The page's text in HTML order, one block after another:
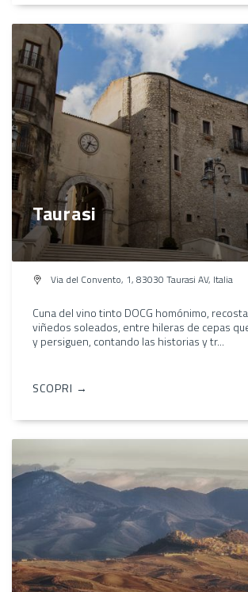
Taurasi
Via del Convento, 1, 83030 Taurasi AV, Italia
Cuna del vino tinto DOCG homónimo,
viñedos soleados, entre hileras de cepas
y persiguen, contando las historias y tr...
SCOPRI →